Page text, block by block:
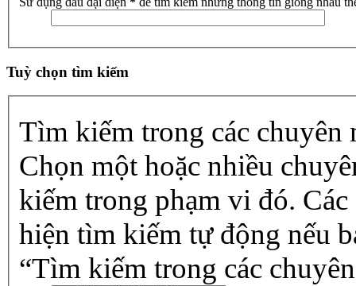
Tuỳ chọn tìm kiếm
Tìm kiếm trong các chuyên
Chọn một hoặc nhiều
kiếm trong phạm vi đó.
hiện tìm kiếm tự động nếu
“Tìm kiếm trong các